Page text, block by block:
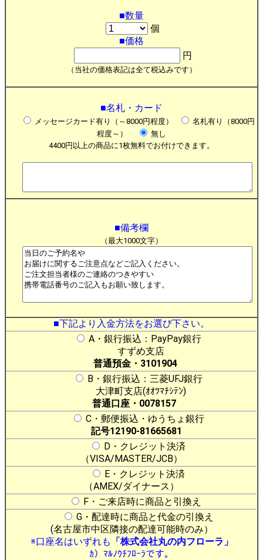
■数量
個
■価格
円
（当社の価格表記は全て税込みです）
■名札・カード
メッセージカード有り（～8000円程度）
名札有り（8000円
程度～）
無し
4400円以上の商品に1枚無料でお付けできます。
■備考欄
（最大1000文字）
■下記より入金方法をお選び下さい。
A・銀行振込：PayPay銀行
すずめ支店
普通預金・3101904
B・銀行振込：三菱UFJ銀行
大津町支店(ｵｵﾂﾏﾁｼﾃﾝ)
普通口座・0078157
C・郵便振込・ゆうちょ銀行
記号12190-81665681
D・クレジット決済
（VISA/MASTER/JCB）
E・クレジット決済
（AMEX/ダイナース）
F・ご来店時に商品と引換え
G・配達時に商品と代金の引換え
(名古屋市中区隣接の配達可能時のみ）
※口座名はいずれも 「株式会社丸の内フローラ」
ｶ）ﾏﾙﾉｳﾁﾌﾛｰﾗです。